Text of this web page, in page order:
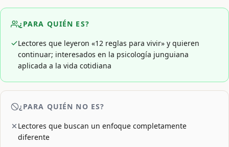
¿PARA QUIÉN ES?
Lectores que leyeron «12 reglas para vivir» y quieren
continuar; interesados en la psicología junguiana
aplicada a la vida cotidiana
¿PARA QUIÉN NO ES?
Lectores que buscan un enfoque completamente
diferente